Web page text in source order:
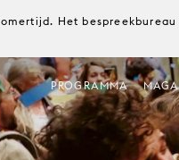
Het
PROGRAMMA